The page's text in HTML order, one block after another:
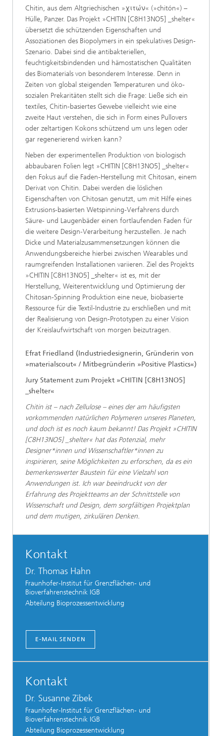
Chitin, aus dem Altgriechischen »χιτών« (»chitón«) –
Hülle, Panzer. Das Projekt »CHITIN [C8H13NO5] _shelter«
übersetzt die schützenden Eigenschaften und
Assoziationen des Biopolymers in ein spekulatives Design-
Szenario. Dabei sind die antibakteriellen,
feuchtigkeitsbindenden und hämostatischen Qualitäten
des Biomaterials von besonderem Interesse. Denn in
Zeiten von global steigenden Temperaturen und öko-
sozialen Prekaritäten stellt sich die Frage: Ließe sich ein
textiles, Chitin-basiertes Gewebe vielleicht wie eine
zweite Haut verstehen, die sich in Form eines Pullovers
oder zeltartigen Kokons schützend um uns legen oder
gar regenerierend wirken kann?
Neben der experimentellen Produktion von biologisch
abbaubaren Folien legt »CHITIN [C8H13NO5] _shelter«
den Fokus auf die Faden-Herstellung mit Chitosan, einem
Derivat von Chitin. Dabei werden die löslichen
Eigenschaften von Chitosan genutzt, um mit Hilfe eines
Extrusions-basierten Wetspinning-Verfahrens durch
Säure- und Laugenbäder einen fortlaufenden Faden für
die weitere Design-Verarbeitung herzustellen. Je nach
Dicke und Materialzusammensetzungen können die
Anwendungsbereiche hierbei zwischen Wearables und
raumgreifenden Installationen variieren. Ziel des Projekts
»CHITIN [C8H13NO5] _shelter« ist es, mit der
Herstellung, Weiterentwicklung und Optimierung der
Chitosan-Spinning Produktion eine neue, biobasierte
Ressource für die Textil-Industrie zu erschließen und mit
der Realisierung von Design-Prototypen zu einer Vision
der Kreislaufwirtschaft von morgen beizutragen.
Efrat Friedland (Industriedesignerin, Gründerin von
»materialscout« / Mitbegründerin »Positive Plastics«)
Jury Statement zum Projekt »CHITIN [C8H13NO5]
_shelter«
Chitin ist – nach Zellulose – eines der am häufigsten
vorkommenden natürlichen Polymeren unseres Planeten,
und doch ist es noch kaum bekannt! Das Projekt »CHITIN
[C8H13NO5] _shelter« hat das Potenzial, mehr
Designer*innen und Wissenschaftler*innen zu
inspirieren, seine Möglichkeiten zu erforschen, da es ein
bemerkenswerter Baustein für eine Vielzahl von
Anwendungen ist. Ich war beeindruckt von der
Erfahrung des Projektteams an der Schnittstelle von
Wissenschaft und Design, dem sorgfältigen Projektplan
und dem mutigen, zirkulären Denken.
Kontakt
Dr. Thomas Hahn
Fraunhofer-Institut für Grenzflächen- und
Bioverfahrenstechnik IGB
Abteilung Bioprozessentwicklung
E-MAIL SENDEN
Kontakt
Dr. Susanne Zibek
Fraunhofer-Institut für Grenzflächen- und
Bioverfahrenstechnik IGB
Abteilung Bioprozessentwicklung